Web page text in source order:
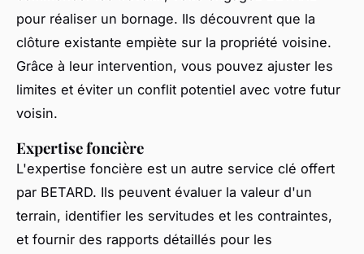
pour réaliser un bornage. Ils découvrent que la
clôture existante empiète sur la propriété voisine.
Grâce à leur intervention, vous pouvez ajuster les
limites et éviter un conflit potentiel avec votre futur
voisin.
Expertise foncière
L'expertise foncière est un autre service clé offert
par BETARD. Ils peuvent évaluer la valeur d'un
terrain, identifier les servitudes et les contraintes,
et fournir des rapports détaillés pour les